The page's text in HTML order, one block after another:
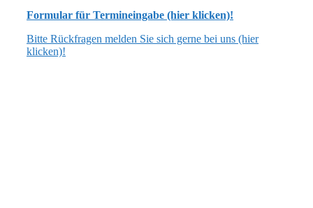
Formular für Termineingabe (hier klicken)!
Bitte Rückfragen melden Sie sich gerne bei uns (hier
klicken)!